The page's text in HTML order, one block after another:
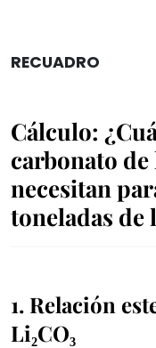
RECUADRO
Cálculo:
carbonato de
necesitan
toneladas
1. Relación
Li₂CO₃